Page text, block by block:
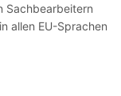
Sachbearbeitern
allen EU-Sprachen